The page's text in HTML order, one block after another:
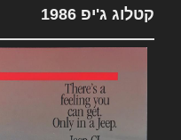
קטלוג ג'יפ 1986